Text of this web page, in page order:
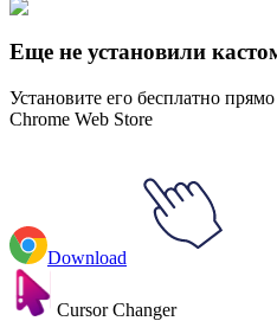
Disney Ducks
Еще не установили
Установите его бесплатно
Chrome Web Store
Download
Cursor Changer